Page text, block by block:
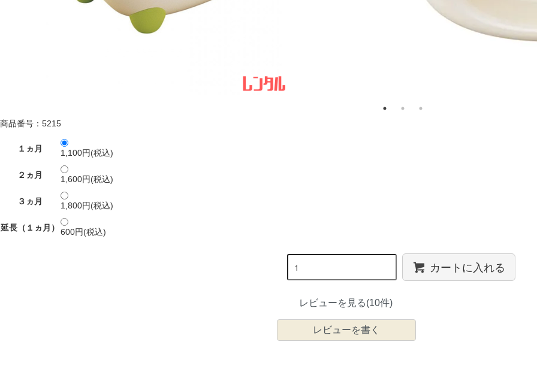
商品番号：5215
１ヵ月 1,100円(税込)
２ヵ月 1,600円(税込)
３ヵ月 1,800円(税込)
延長（１ヵ月） 600円(税込)
カートに入れる
レビューを見る(10件)
レビューを書く